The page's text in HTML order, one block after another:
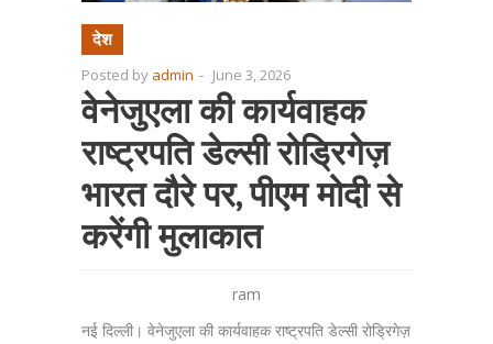
देश
Posted by admin - June 3, 2026
वेनेजुएला की कार्यवाहक
राष्ट्रपति डेल्सी रोड्रिगेज़
भारत दौरे पर, पीएम मोदी से
करेंगी मुलाकात
ram
नई दिल्ली। वेनेजुएला की कार्यवाहक राष्ट्रपति डेल्सी रोड्रिगेज़